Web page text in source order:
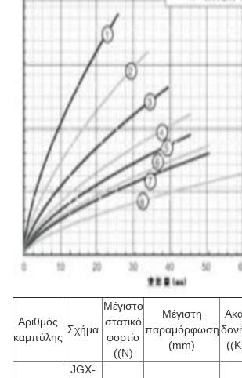
Αριθμός
καμπύλης
Σχήμα
Μέγιστο
στατικό
φορτίο
((N)
Μέγιστη
παραμόρφωση
(mm)
JGX-